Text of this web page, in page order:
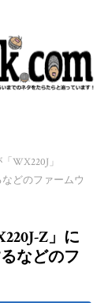
WX220J」
どのファームウ
Z」に
などのフ